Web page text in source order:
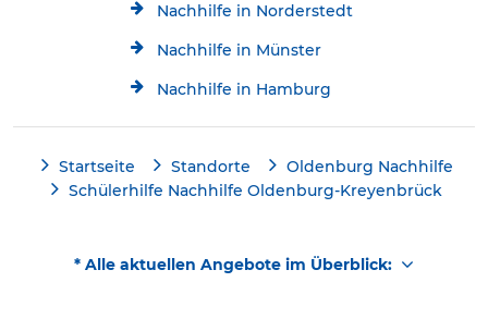
Nachhilfe in Norderstedt
Nachhilfe in Münster
Nachhilfe in Hamburg
Startseite Standorte
Oldenburg Nachhilfe
Schülerhilfe Nachhilfe Oldenburg-Kreyenbrück
* Alle aktuellen Angebote im Überblick: